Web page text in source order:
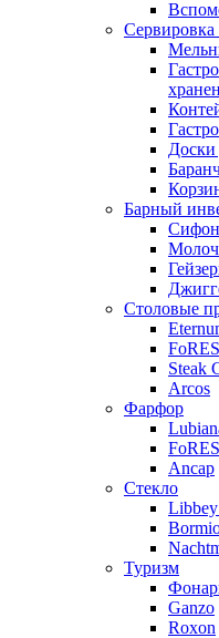
Сервировка
Доски
Барный
Столовые
Steak
Arcos
Фарфор
Ancap
Стекло
Туризм
Ganzo
Roxon